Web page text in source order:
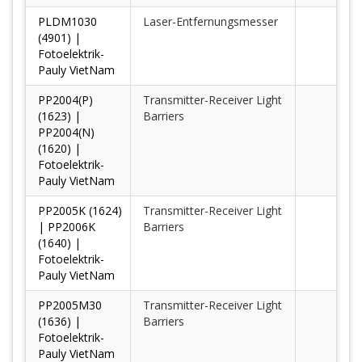
PLDM1030
(4901) |
Fotoelektrik-
Pauly VietNam
Laser-Entfernungsmesser
PP2004(P)
(1623) |
PP2004(N)
(1620) |
Fotoelektrik-
Pauly VietNam
Transmitter-Receiver Light
Barriers
PP2005K (1624)
| PP2006K
(1640) |
Fotoelektrik-
Pauly VietNam
Transmitter-Receiver Light
Barriers
PP2005M30
(1636) |
Fotoelektrik-
Pauly VietNam
Transmitter-Receiver Light
Barriers